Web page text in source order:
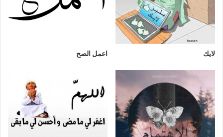
لايك اعمل الصح